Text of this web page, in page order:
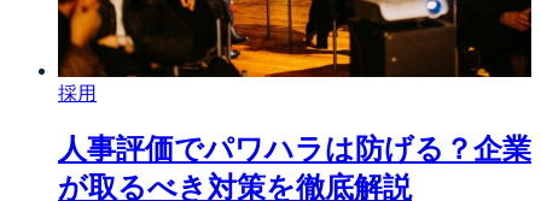
採用
人事評価でパワハラは防げる？企業
が取るべき対策を徹底解説